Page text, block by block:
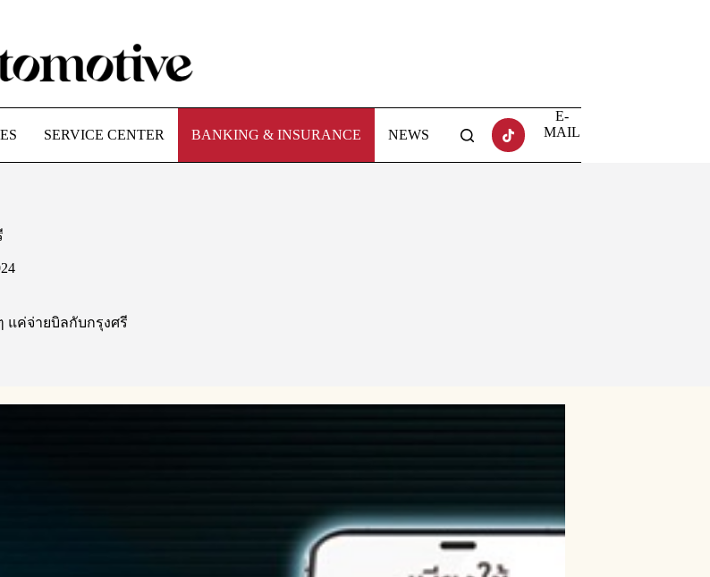
SERVICE CENTER BANKING & INSURANCE NEWS
E-
MAIL
แค่จ่ายบิลกับกรุงศรี